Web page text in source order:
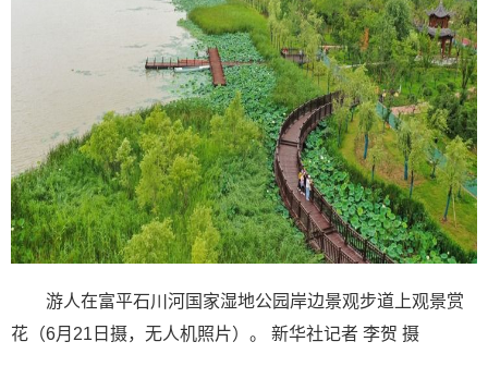
游人在富平石川河国家湿地公园岸边景观步道上观景赏
花（6月21日摄，无人机照片）。 新华社记者 李贺 摄